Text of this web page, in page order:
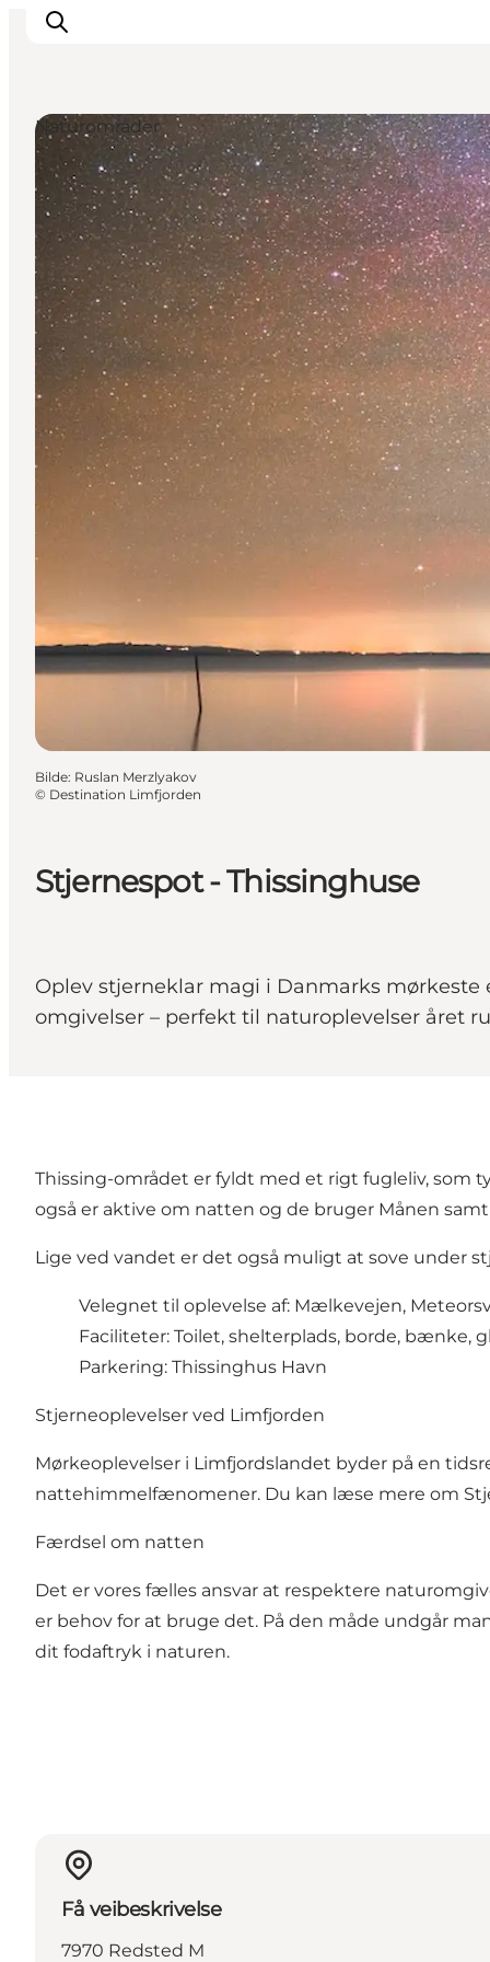
Inspirasjon
Reisemål
Aktiviteter
Overnatting
Planlegg reisen
Stjernespot - Thissinghuse
Oplev stjerneklar magi i Danmarks
omgivelser – perfekt til naturoplevelser året
Naturområder
Bilde: Ruslan Merzlyakov
© Destination Limfjorden
Thissing-området er fyldt med et rigt fugleliv, som
også er aktive om natten og de bruger Månen
Lige ved vandet er det også muligt at sove under
Velegnet til oplevelse af: Mælkevejen,
Faciliteter: Toilet, shelterplads, borde, bænke,
Parkering: Thissinghus Havn
Stjerneoplevelser ved Limfjorden
Mørkeoplevelser i Limfjordslandet byder på en
nattehimmelfænomener. Du kan læse mere om
Færdsel om natten
Det er vores fælles ansvar at respektere
er behov for at bruge det. På den måde undgår
dit fodaftryk i naturen.
Få veibeskrivelse
7970 Redsted M